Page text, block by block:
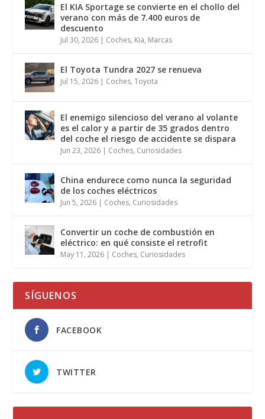
El KIA Sportage se convierte en el chollo del
verano con más de 7.400 euros de
descuento
Jul 30, 2026 | Coches, Kia, Marcas
El Toyota Tundra 2027 se renueva
Jul 15, 2026 | Coches,Toyota
El enemigo silencioso del verano al volante
es el calor y a partir de 35 grados dentro
del coche el riesgo de accidente se dispara
Jun 23, 2026 | Coches, Curiosidades
China endurece como nunca la seguridad
de los coches eléctricos
Jun 5, 2026 | Coches, Curiosidades
Convertir un coche de combustión en
eléctrico: en qué consiste el retrofit
May 11, 2026 | Coches, Curiosidades
SÍGUENOS
FACEBOOK
TWITTER